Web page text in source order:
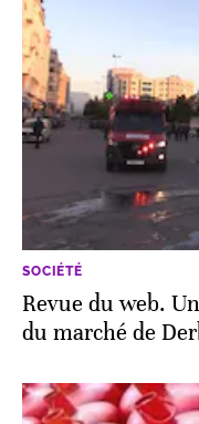
SOCIÉTÉ
Revue du web.
du marché de